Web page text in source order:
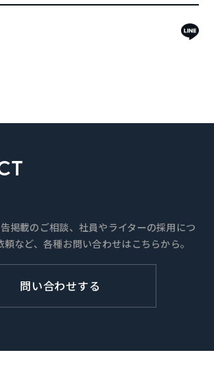
掲載のご相談、社員やライターの採用につ
など、各種お問い合わせはこちらから。
問い合わせする